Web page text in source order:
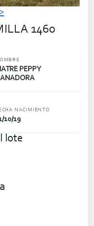
>
1460
PEPPY
NACIMIENTO
10/19
lote